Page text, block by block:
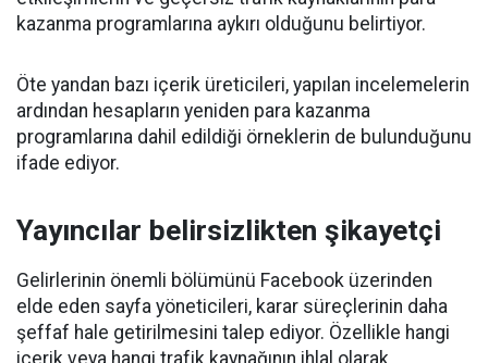
kazanma programlarına aykırı olduğunu belirtiyor.
Öte yandan bazı içerik üreticileri, yapılan incelemelerin
ardından hesapların yeniden para kazanma
programlarına dahil edildiği örneklerin de bulunduğunu
ifade ediyor.
Yayıncılar belirsizlikten şikayetçi
Gelirlerinin önemli bölümünü Facebook üzerinden
elde eden sayfa yöneticileri, karar süreçlerinin daha
şeffaf hale getirilmesini talep ediyor. Özellikle hangi
içerik veya hangi trafik kaynağının ihlal olarak